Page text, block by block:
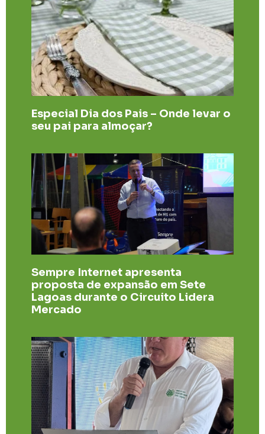
Especial Dia dos Pais – Onde levar o
seu pai para almoçar?
Sempre Internet apresenta
proposta de expansão em Sete
Lagoas durante o Circuito Lidera
Mercado